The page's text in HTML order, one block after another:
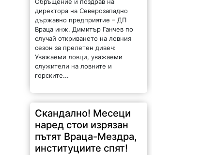
Обръщение и поздрав на
директора на Северозападно
държавно предприятие – ДП
Враца инж. Димитър Ганчев по
случай откриването на ловния
сезон за прелетен дивеч:
Уважаеми ловци, уважаеми
служители на ловните и
горските...
Скандално! Месеци
наред стои изрязан
пътят Враца-Мездра,
институциите спят!